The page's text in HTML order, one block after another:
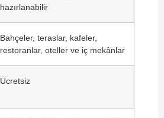
hazırlanabilir
Bahçeler, teraslar, kafeler,
restoranlar, oteller ve iç mekânlar
Ücretsiz